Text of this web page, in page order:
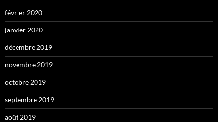
février 2020
janvier 2020
décembre 2019
novembre 2019
octobre 2019
septembre 2019
août 2019